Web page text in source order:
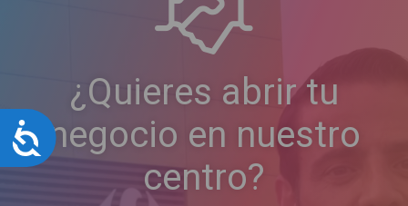
Accesibilidad
¿Quieres abrir tu
negocio en nuestro
centro?